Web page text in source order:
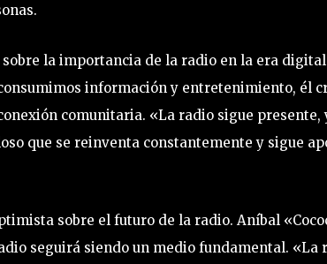
la importancia de la radio en la era
información y entretenimiento, él
comunitaria. «La radio sigue presente,
que se reinventa constantemente y sigue
sobre el futuro de la radio. Aníbal
seguirá siendo un medio fundamental. «La